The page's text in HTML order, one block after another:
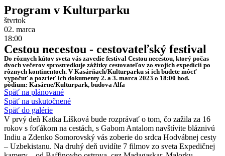
Program v Kulturparku
štvrtok
02. marca
18:00
Cestou necestou - cestovateľský festival
Do rôznych kútov sveta vás zavedie festival Cestou necestou, ktorý počas
dvoch večerov sprostredkuje zážitky cestovateľov zo svojich expedícií po
rôznych kontinentoch. V Kasárňach/Kulturparku si ich budete môcť
vypočuť a pozrieť ich dokumenty 2. a 3. marca 2023 o 18:00 hod.
pódium: Kasárne/Kulturpark, budova Alfa
Späť na plánované
Späť na uskutočnené
Späť do galérie
V prvý deň Katka Líšková bude rozprávať o tom, čo zažila za 16
rokov s foťákom na cestách, s Gabom Antalom navštívite bláznivú
Indiu a Zdenko Somorovský vás zoberie do srdca Hodvábnej cesty
– Uzbekistanu. Na druhý deň uvidíte 7 filmov zo sveta Expedičnej